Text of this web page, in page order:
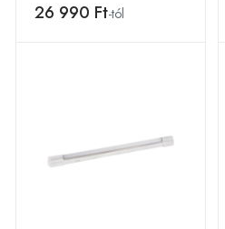
26 990 Ft-tól